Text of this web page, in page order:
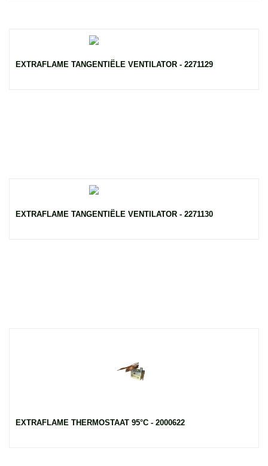
EXTRAFLAME TANGENTIËLE VENTILATOR - 2271129
EXTRAFLAME TANGENTIËLE VENTILATOR - 2271130
EXTRAFLAME THERMOSTAAT 95°C - 2000622